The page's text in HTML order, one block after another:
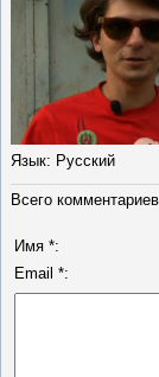
Язык: Русский
Всего комментариев
Имя *:
Email *: